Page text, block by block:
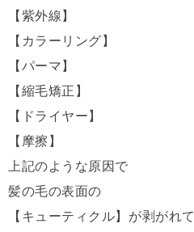
【紫外線】
【カラーリング】
【パーマ】
【縮毛矯正】
【ドライヤー】
【摩擦】
上記のような原因で
髪の毛の表面の
【キューティクル】が剥がれて